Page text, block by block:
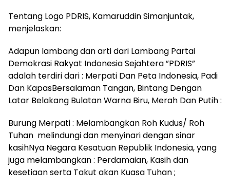
Tentang Logo PDRIS, Kamaruddin Simanjuntak,
menjelaskan:
Adapun lambang dan arti dari Lambang Partai
Demokrasi Rakyat Indonesia Sejahtera ”PDRIS”
adalah terdiri dari : Merpati Dan Peta Indonesia, Padi
Dan KapasBersalaman Tangan, Bintang Dengan
Latar Belakang Bulatan Warna Biru, Merah Dan Putih :
Burung Merpati : Melambangkan Roh Kudus/ Roh
Tuhan melindungi dan menyinari dengan sinar
kasihNya Negara Kesatuan Republik Indonesia, yang
juga melambangkan : Perdamaian, Kasih dan
kesetiaan serta Takut akan Kuasa Tuhan ;